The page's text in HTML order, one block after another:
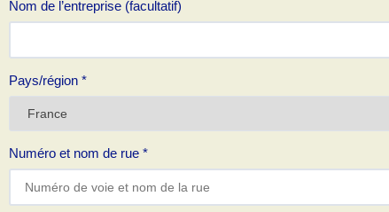
Nom de l’entreprise (facultatif)
Pays/région *
Numéro et nom de rue *